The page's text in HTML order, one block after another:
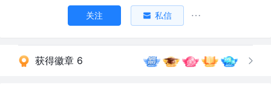
关注 私信
获得徽章 6